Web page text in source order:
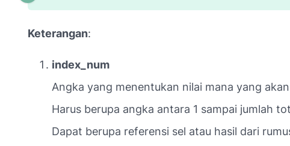
Keterangan:
index_num
Angka yang menentukan nilai mana yang
Harus berupa angka antara 1 sampai jumlah
Dapat berupa referensi sel atau hasil dari